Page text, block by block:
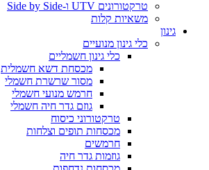
טרקטורונים UTV ו-Side by Side
משאיות קלות
גינון
כלי גינון מנועיים
כלי גינון חשמליים
מכסחת דשא חשמלית
מסור שרשרת חשמלי
חרמש מנועי חשמלי
גוזם גדר חיה חשמלי
טרקטורוני כיסוח
מכסחות תופים וצלחות
חרמשים
גוזמות גדר חיה